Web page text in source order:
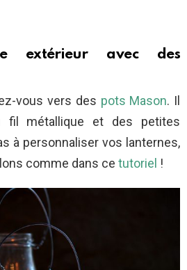
extérieur avec des
vous vers des pots Mason. Il
fil métallique et des petites
à personnaliser vos lanternes,
comme dans ce tutoriel !